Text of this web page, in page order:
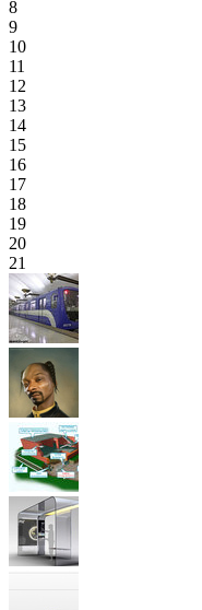
8
9
10
11
12
13
14
15
16
17
18
19
20
21